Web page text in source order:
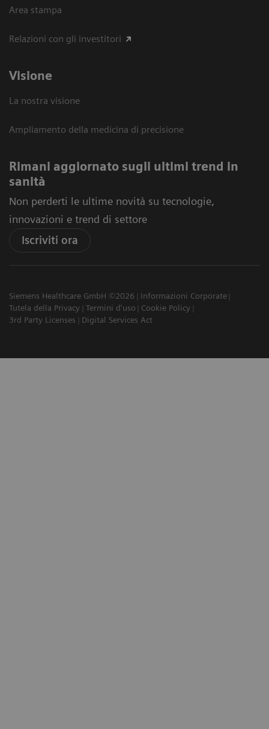
Area stampa
Relazioni con gli investitori
Visione
La nostra visione
Ampliamento della medicina di precisione
Rimani aggiornato sugli ultimi trend in
sanità
Non perderti le ultime novità su tecnologie,
innovazioni e trend di settore
Iscriviti ora
Siemens Healthcare GmbH ©2026
Informazioni Corporate
Tutela della Privacy
Termini d'uso
Cookie Policy
3rd Party Licenses
Digital Services Act